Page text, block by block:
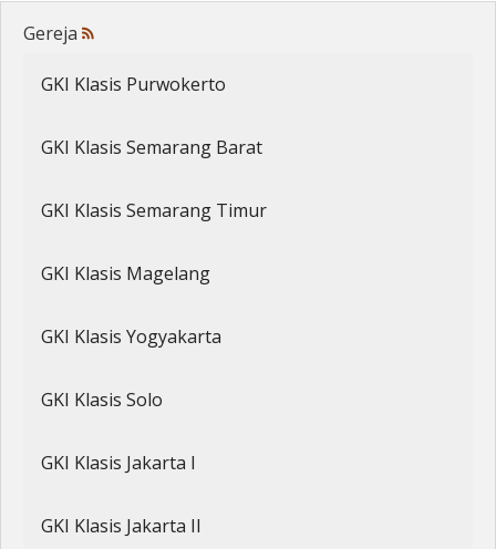
Penerbitan
Gereja
GKI Klasis Purwokerto
GKI Klasis Semarang Barat
GKI Klasis Semarang Timur
GKI Klasis Magelang
GKI Klasis Yogyakarta
GKI Klasis Solo
GKI Klasis Jakarta I
GKI Klasis Jakarta II